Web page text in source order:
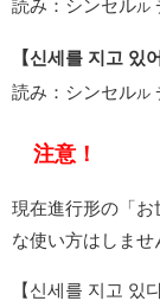
読み：シンセルル
【신세를 지고 있어
読み：シンセルル
注意！
現在進行形の「お
な使い方はしませ
【신세를 지고 있